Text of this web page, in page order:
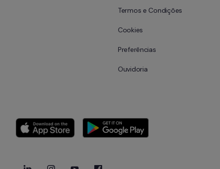
Termos e Condições
Cookies
Preferências
Ouvidoria